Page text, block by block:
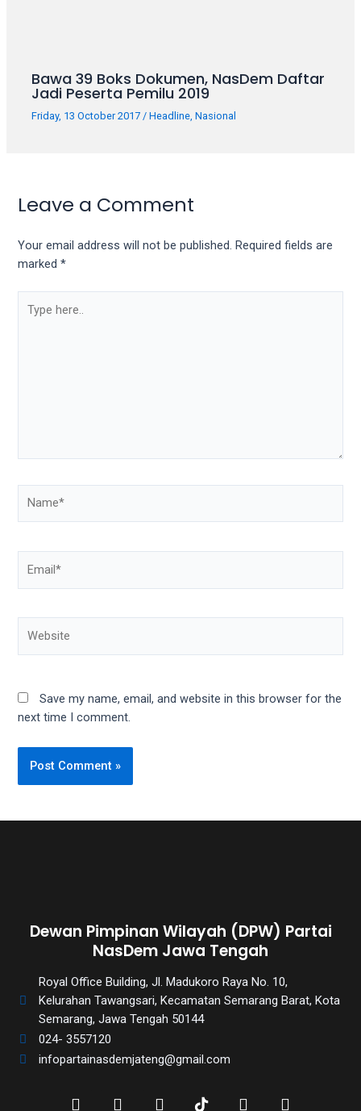
Bawa 39 Boks Dokumen, NasDem Daftar
Jadi Peserta Pemilu 2019
Friday, 13 October 2017 /Headline ,Nasional
Leave a Comment
Your email address will not be published. Required fields are
marked*
Save my name, email, and website in this browser for the
next time I comment.
Dewan Pimpinan Wilayah (DPW) Partai
NasDem Jawa Tengah
Royal Office Building, Jl. Madukoro Raya No. 10,
Kelurahan Tawangsari, Kecamatan Semarang Barat, Kota
Semarang, Jawa Tengah 50144
024- 3557120
infopartainasdemjateng@gmail.com